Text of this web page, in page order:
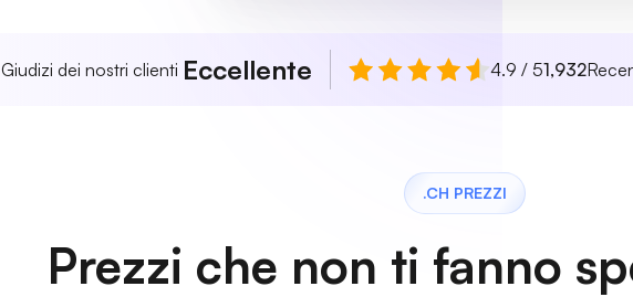
Giudizi dei nostri clienti Eccellente 4.9 / 51,932
.CH PREZZI
Prezzi che non ti fanno